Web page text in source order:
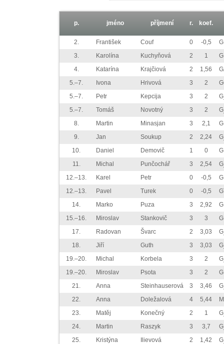
p. jméno příjmení r. koef.
2. František Couf 0 -0,5
3.
Karolína Kuchyňová 2 1
4.
Katarína Krajčiová 2 1,56
5.–7.
Ivona Hrivová 3 2
5.–7.
Petr Kepcija 3 2
5.–7.
Tomáš Novotný 3 2
8.
Martin Minasjan 3 2,1
9.
Jan Soukup 2 2,24
10.
Daniel Demovič 1 0
11.
Michal Punčochář 3 2,54
12.–13.
Karel Petr 0 -0,5
12.–13.
Pavel Turek 0 -0,5
14.
Marko Puza 3 2,92
15.–16.
Miroslav Stankovič 3 3
17.
Radovan Švarc 2 3,03
18.
Jiří Guth 3 3,03
19.–20.
Michal Korbela 3 2
19.–20.
Miroslav Psota 3 2
21.
Anna Steinhauserová 3 3,46
22.
Anna Doležalová 4 5,44
23.
Matěj Konečný 2 1
24.
Martin Raszyk 3 3,7
25.
Kristýna Ilievová 2 1,42